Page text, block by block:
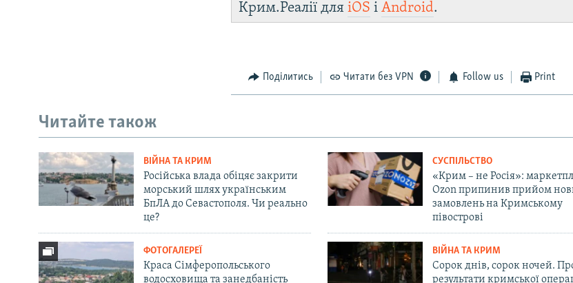
Крим.Реалії дляiOS іAndroid.
Поділитись Читати без VPN Follow us Print
Читайте також
ВІЙНА ТА КРИМ
Російська влада обіцяє закрити
морський шлях українським
БпЛА до Севастополя. Чи реально
це?
СУСПІЛЬСТВО
«Крим – не Росія»:
Ozon припинив прийом
замовлень на Кримському
півострові
ФОТОГАЛЕРЕЇ
Краса Сімферопольського
водосховища та занедбаність
ВІЙНА ТА КРИМ
Сорок днів, сорок ночей.
результати кримської